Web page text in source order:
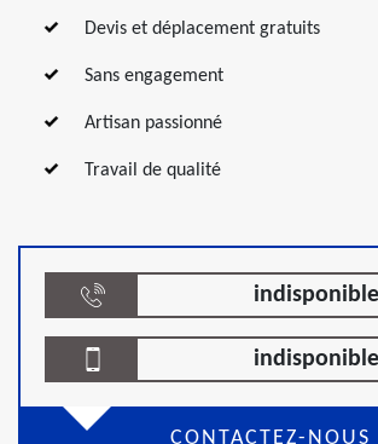
Devis et déplacement gratuits
Sans engagement
Artisan passionné
Travail de qualité
indisponible
indisponible
CONTACTEZ-NOUS